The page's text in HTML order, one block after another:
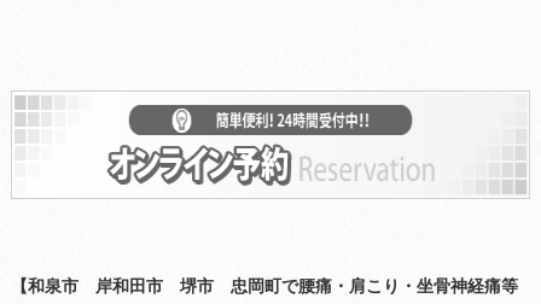
【和泉市 岸和田市 堺市 忠岡町で腰痛・肩こり・坐骨神経痛等